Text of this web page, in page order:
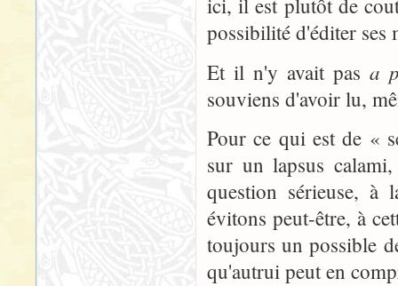
ici, il est plutôt de
possibilité d'éditer ses
Et il n'y avait pasa
souviens d'avoir lu,
Pour ce qui est de «
sur un lapsus
question sérieuse, à
évitons peut-être, à
toujours un possible
qu'autrui peut en